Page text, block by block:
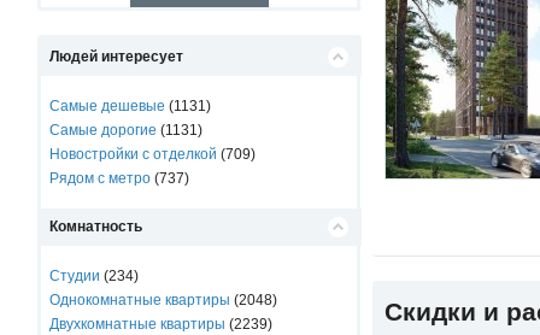
Людей интересует
Самые дешевые (1131)
Самые дорогие (1131)
Новостройки с отделкой (709)
Рядом с метро (737)
Комнатность
Студии (234)
Однокомнатные квартиры (2048)
Двухкомнатные квартиры (2239)
Скидки и